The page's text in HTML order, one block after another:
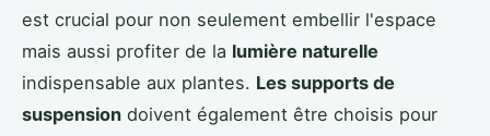
est crucial pour non seulement embellir l'espace
mais aussi profiter de la lumière naturelle
indispensable aux plantes. Les supports de
suspension doivent également être choisis pour